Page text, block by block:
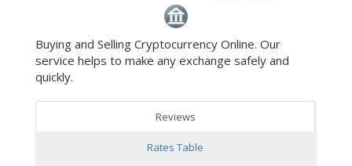
Buying and Selling Cryptocurrency Online. Our
service helps to make any exchange safely and
quickly.
Reviews
Rates Table